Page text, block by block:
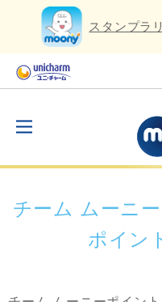
スタンプラ
チーム ムーニ
ポイン